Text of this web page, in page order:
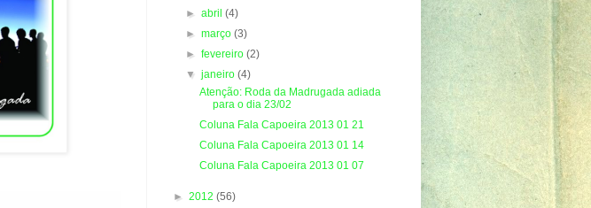
►abril(4)
►março(3)
►fevereiro(2)
▼janeiro(4)
Atenção: Roda da Madrugada adiada
para o dia 23/02
Coluna Fala Capoeira 2013 01 21
Coluna Fala Capoeira 2013 01 14
Coluna Fala Capoeira 2013 01 07
► 2012 (56)